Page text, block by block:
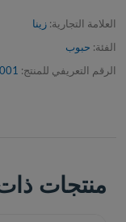
العلامة التجارية: زينا
الفئة: حبوب
الرقم التعريفي للمنتج:
منتجات